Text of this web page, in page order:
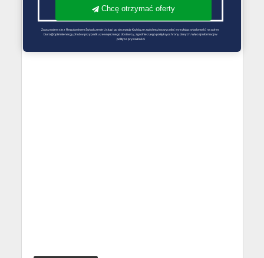
Chcę otrzymać oferty
Zapoznałem się z Regulaminem Świadczenie Usług i go akceptuję Każdą ze zgód można wycofać wysyłając wiadomość na adres
biuro@optimalenergy.pl lub w przypadku zewnętrznego dostawcy, zgodnie z jego polityką ochrony danych. Więcej informacji w
polityce prywatności